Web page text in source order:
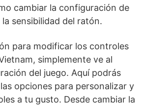
cambiar la configuración de
sensibilidad del ratón.
para modificar los controles
simplemente ve al
del juego. Aquí podrás
opciones para personalizar y
a tu gusto. Desde cambiar la